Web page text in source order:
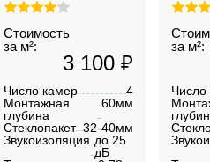
Стоимость
за м²:
3 100 ₽
Число камер
4
Монтажная
глубина
60мм
Стеклопакет 32-40мм
Звукоизоляция до 25
дБ
за м²:
Число